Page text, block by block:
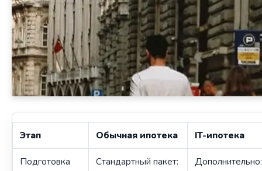
Этап Обычная ипотека IT-ипотека
Подготовка Стандартный пакет: